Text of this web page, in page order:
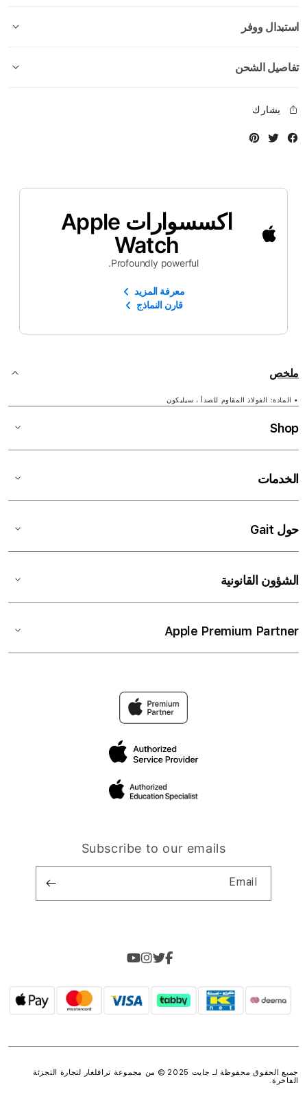
استبدال ووفر
تفاصيل الشحن
يشارك
Facebook
Twitter
اكسسوارات Apple
Watch
Profoundly powerful.
معرفة المزيد
قارن النماذج
ملخص
• المادة: الفولاذ المقاوم للصدأ ، سيليكون
Shop
الخدمات
حول Gait
الشؤون القانونية
Apple Premium Partner
Subscribe to our emails
Email
جميع الحقوق محفوظة لـ جايت 2025 © من مجموعة
ترافلغار لتجارة التجزئة
الفاخرة.